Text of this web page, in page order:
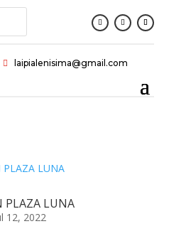
 laipialenisima@gmail.com
PLAZA LUNA
12, 2022